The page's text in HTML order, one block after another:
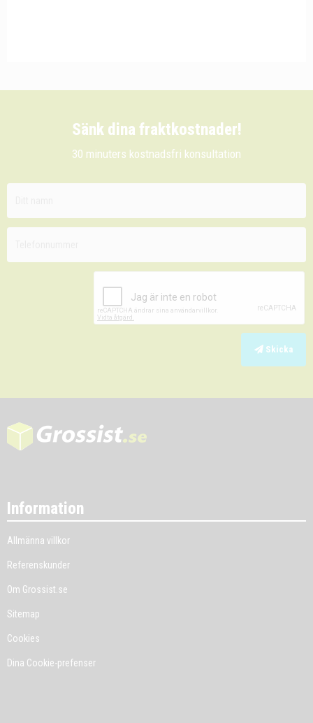
Sänk dina fraktkostnader!
30 minuters kostnadsfri konsultation
Skicka
Information
Allmänna villkor
Referenskunder
Om Grossist.se
Sitemap
Cookies
Dina Cookie-prefenser